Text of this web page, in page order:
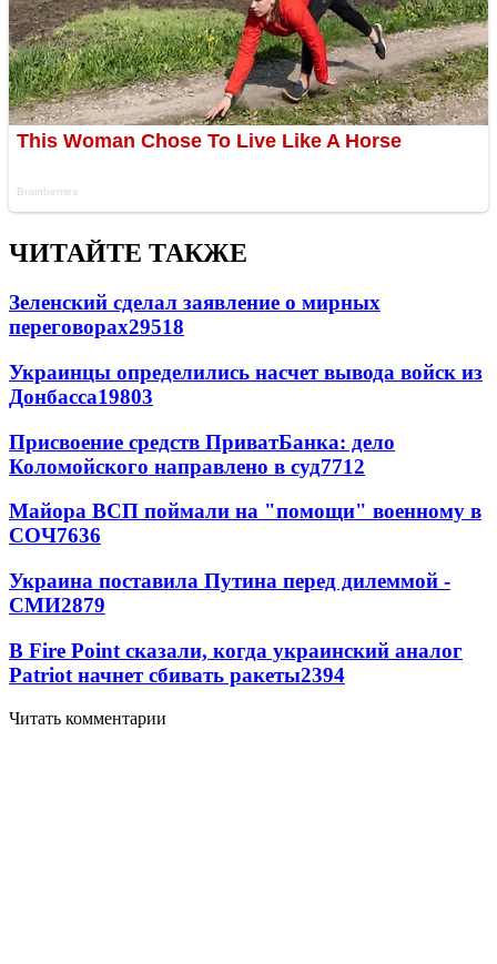
ЧИТАЙТЕ ТАКЖЕ
Зеленский сделал заявление о мирных
переговорах29518
Украинцы определились насчет вывода войск из
Донбасса19803
Присвоение средств ПриватБанка: дело
Коломойского направлено в суд7712
Майора ВСП поймали на "помощи" военному в
СОЧ7636
Украина поставила Путина перед дилеммой -
СМИ2879
В Fire Point сказали, когда украинский аналог
Patriot начнет сбивать ракеты2394
Читать комментарии